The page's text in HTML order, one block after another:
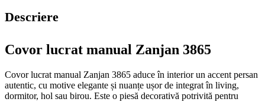
Descriere
Covor lucrat manual Zanjan 3865
Covor lucrat manual Zanjan 3865 aduce în interior un accent persan
autentic, cu motive elegante și nuanțe ușor de integrat în living,
dormitor, hol sau birou. Este o piesă decorativă potrivită pentru